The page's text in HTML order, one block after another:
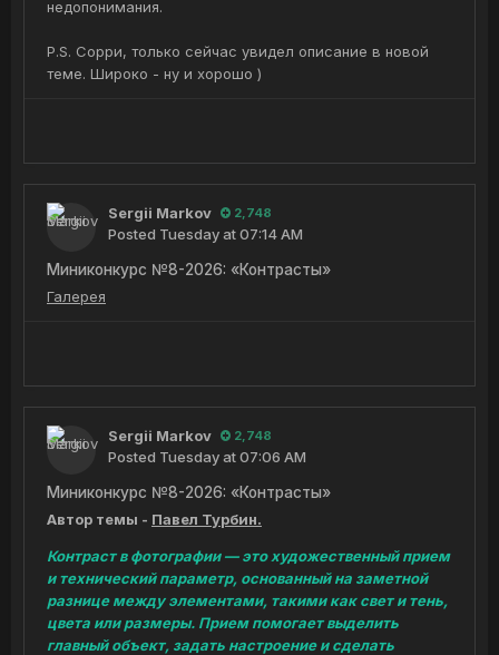
недопонимания.
P.S. Сорри, только сейчас увидел описание в новой
теме. Широко - ну и хорошо )
Sergii Markov 2,748
Posted Tuesday at 07:14 AM
Миниконкурс №8-2026: «Контрасты»
Галерея
Sergii Markov 2,748
Posted Tuesday at 07:06 AM
Миниконкурс №8-2026: «Контрасты»
Автор темы - Павел Турбин.
Контраст в фотографии — это художественный прием
и технический параметр, основанный на заметной
разнице между элементами, такими как свет и тень,
цвета или размеры. Прием помогает выделить
главный объект, задать настроение и сделать